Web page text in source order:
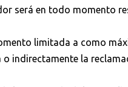
será en todo momento
limitada a como
indirectamente la